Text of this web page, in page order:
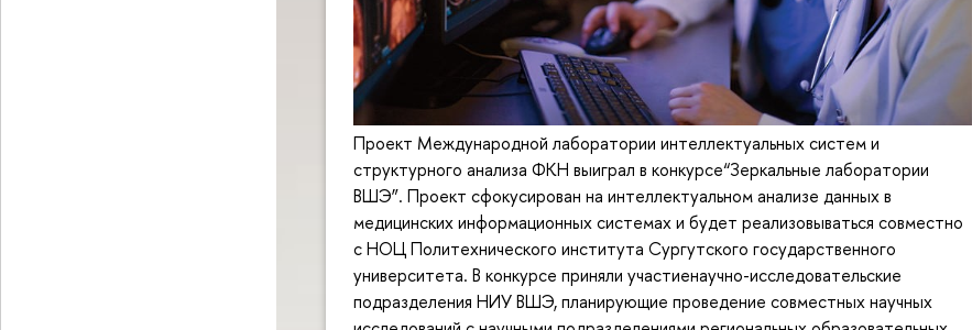
Проект Международной лаборатории интеллектуальных систем и
структурного анализа ФКН выиграл в конкурсе“Зеркальные лаборатории
ВШЭ”. Проект сфокусирован на интеллектуальном анализе данных в
медицинских информационных системах и будет реализовываться совместно
с НОЦ Политехнического института Сургутского государственного
университета. В конкурсе приняли участиенаучно-исследовательские
подразделения НИУ ВШЭ, планирующие проведение совместных научных